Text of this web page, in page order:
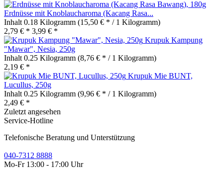
Erdnüsse mit Knoblaucharoma (Kacang Rasa...
Inhalt 0.18 Kilogramm (15,50 € * / 1 Kilogramm)
2,79 € * 3,99 € *
Krupuk Kampung
"Mawar", Nesia, 250g
Inhalt 0.25 Kilogramm (8,76 € * / 1 Kilogramm)
2,19 € *
Krupuk Mie BUNT,
Lucullus, 250g
Inhalt 0.25 Kilogramm (9,96 € * / 1 Kilogramm)
2,49 € *
Zuletzt angesehen
Service-Hotline
Telefonische Beratung und Unterstützung
040-7312 8888
Mo-Fr 13:00 - 17:00 Uhr